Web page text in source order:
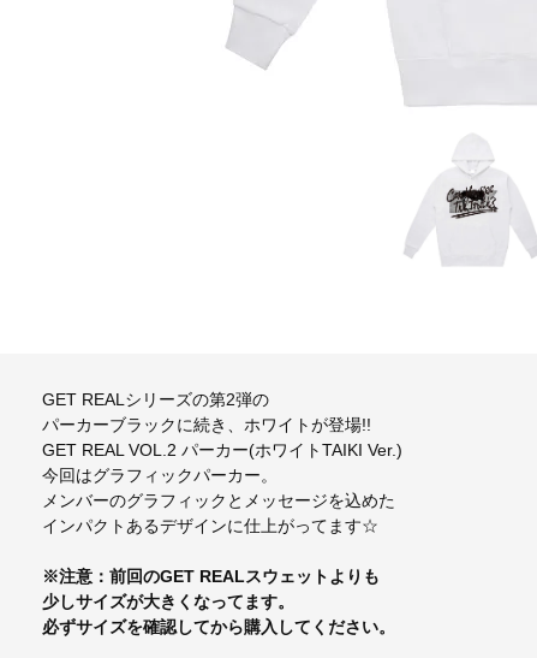
GET REALシリーズの第2弾の
パーカーブラックに続き、ホワイトが登場!!
GET REAL VOL.2 パーカー(ホワイトTAIKI Ver.)
今回はグラフィックパーカー。
メンバーのグラフィックとメッセージを込めた
インパクトあるデザインに仕上がってます☆
※注意：前回のGET REALスウェットよりも
少しサイズが大きくなってます。
必ずサイズを確認してから購入してください。